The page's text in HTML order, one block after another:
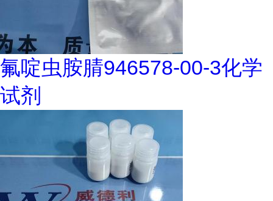
氟啶虫胺腈946578-00-3化学
试剂